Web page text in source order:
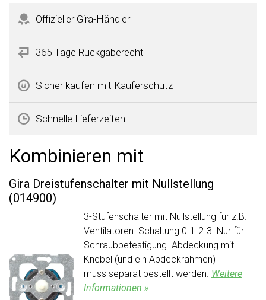
Offizieller Gira-Händler
365 Tage Rückgaberecht
Sicher kaufen mit Käuferschutz
Schnelle Lieferzeiten
Kombinieren mit
Gira Dreistufenschalter mit Nullstellung
(014900)
3-Stufenschalter mit Nullstellung für z.B.
Ventilatoren. Schaltung 0-1-2-3. Nur für
Schraubbefestigung. Abdeckung mit
Knebel (und ein Abdeckrahmen)
muss separat bestellt werden. Weitere
Informationen »